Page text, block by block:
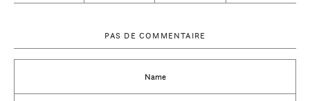
PAS DE COMMENTAIRE